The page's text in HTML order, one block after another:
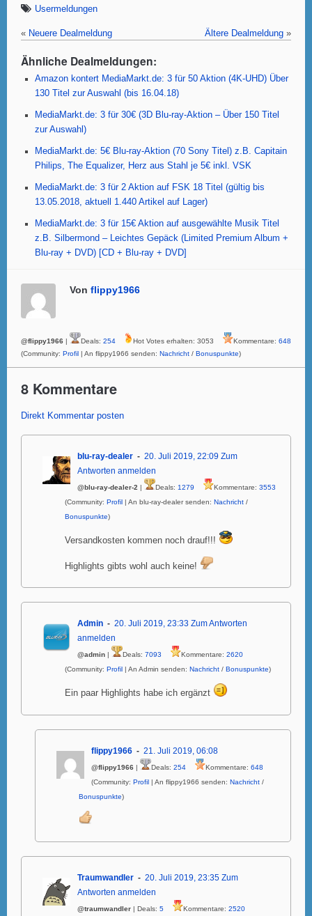
c
e
b
o
o
k
er s
A
p
p
e
Usermeldungen
« Neuere Dealmeldung Ältere Dealmeldung »
Ähnliche Dealmeldungen:
Amazon kontert MediaMarkt.de: 3 für 50 Aktion (4K-UHD) Über
130 Titel zur Auswahl (bis 16.04.18)
MediaMarkt.de: 3 für 30€ (3D Blu-ray-Aktion – Über 150 Titel
zur Auswahl)
MediaMarkt.de: 5€ Blu-ray-Aktion (70 Sony Titel) z.B. Capitain
Philips, The Equalizer, Herz aus Stahl je 5€ inkl. VSK
MediaMarkt.de: 3 für 2 Aktion auf FSK 18 Titel (gültig bis
13.05.2018, aktuell 1.440 Artikel auf Lager)
MediaMarkt.de: 3 für 15€ Aktion auf ausgewählte Musik Titel
z.B. Silbermond – Leichtes Gepäck (Limited Premium Album +
Blu-ray + DVD) [CD + Blu-ray + DVD]
Von flippy1966
@flippy1966 | Deals: 254 Hot Votes erhalten: 3053 Kommentare: 648
(Community: Profil | An flippy1966 senden: Nachricht / Bonuspunkte)
8 Kommentare
Direkt Kommentar posten
blu-ray-dealer 20. Juli 2019, 22:09 Zum
Antworten anmelden
@blu-ray-dealer-2 | Deals: 1279 Kommentare: 3553
(Community: Profil | An blu-ray-dealer senden: Nachricht /
Bonuspunkte)
Versandkosten kommen noch drauf!!!
Highlights gibts wohl auch keine!
Admin 20. Juli 2019, 23:33 Zum Antworten
anmelden
@admin | Deals: 7093 Kommentare: 2620
(Community: Profil | An Admin senden: Nachricht / Bonuspunkte)
Ein paar Highlights habe ich ergänzt
flippy1966 21. Juli 2019, 06:08
@flippy1966 | Deals: 254 Kommentare: 648
(Community: Profil | An flippy1966 senden: Nachricht /
Bonuspunkte)
Traumwandler 20. Juli 2019, 23:35 Zum
Antworten anmelden
@traumwandler | Deals: 5 Kommentare: 2520